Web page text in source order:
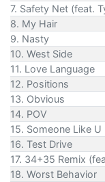
7. Safety Net (feat.
8. My Hair
9. Nasty
10. West Side
11. Love Language
12. Positions
13. Obvious
14. POV
15. Someone Like U
16. Test Drive
17. 34+35 Remix
18. Worst Behavior